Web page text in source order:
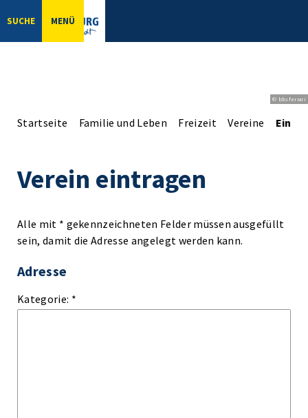
SUCHE MENÜ
© bbsferrari
Startseite Familie und Leben Freizeit Vereine
Verein eintragen
Alle mit * gekennzeichneten Felder müssen ausgefüllt
sein, damit die Adresse angelegt werden kann.
Adresse
Kategorie: *